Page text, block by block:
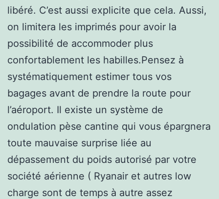
libéré. C’est aussi explicite que cela. Aussi,
on limitera les imprimés pour avoir la
possibilité de accommoder plus
confortablement les habilles.Pensez à
systématiquement estimer tous vos
bagages avant de prendre la route pour
l’aéroport. Il existe un système de
ondulation pèse cantine qui vous épargnera
toute mauvaise surprise liée au
dépassement du poids autorisé par votre
société aérienne ( Ryanair et autres low
charge sont de temps à autre assez